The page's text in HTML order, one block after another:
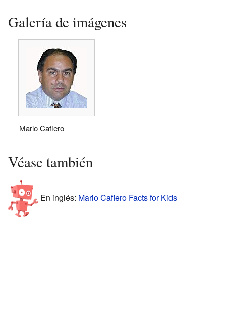
Galería de imágenes
Mario Cafiero
Véase también
En inglés: Mario Cafiero Facts for Kids